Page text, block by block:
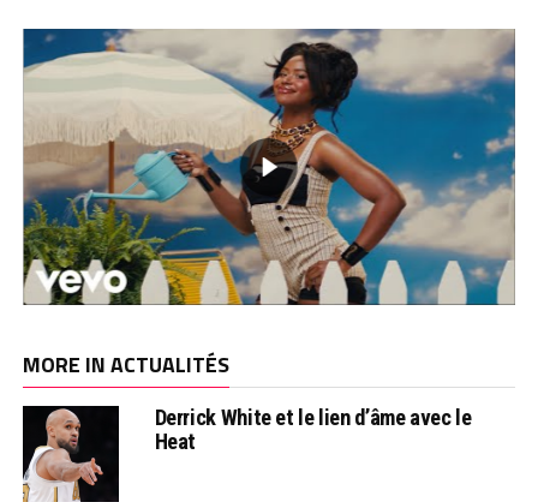
MORE IN ACTUALITÉS
Derrick White et le lien d’âme avec le
Heat